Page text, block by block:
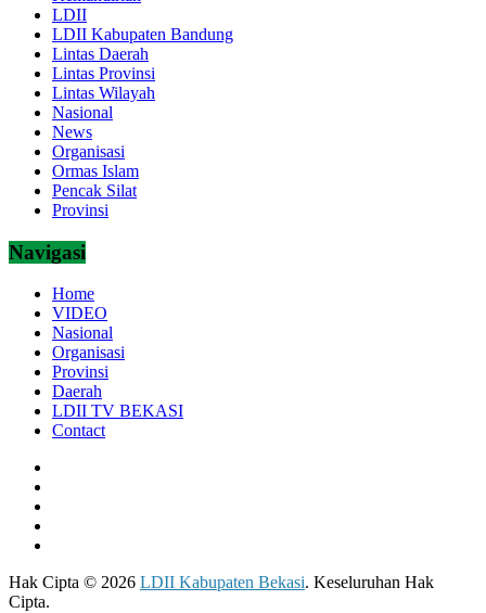
LDII
LDII Kabupaten Bandung
Lintas Daerah
Lintas Provinsi
Lintas Wilayah
Nasional
News
Organisasi
Ormas Islam
Pencak Silat
Provinsi
Navigasi
Home
VIDEO
Nasional
Organisasi
Provinsi
Daerah
LDII TV BEKASI
Contact
Hak Cipta © 2026 LDII Kabupaten Bekasi. Keseluruhan Hak
Cipta.